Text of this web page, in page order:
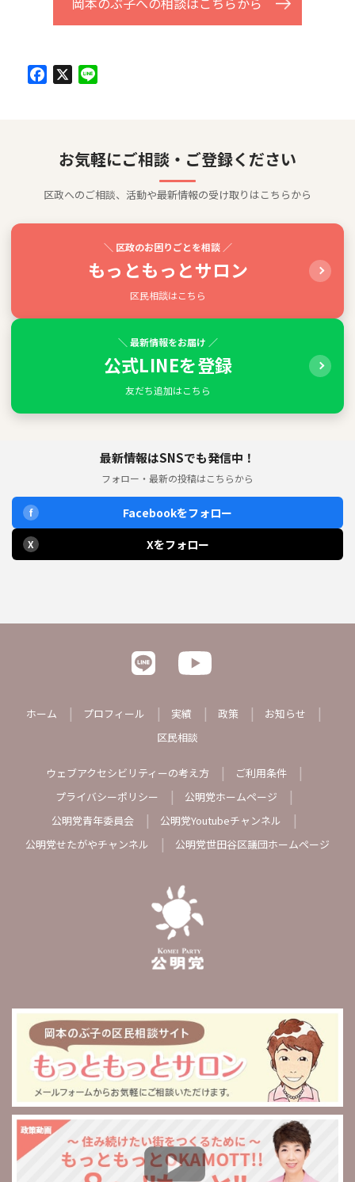
Facebook
お気軽にご相談・ご登録ください
区政へのご相談、活動や最新情報の受け取りはこちらから
＼ 区政のお困りごとを相談 ／
もっともっとサロン
区民相談はこちら
＼ 最新情報をお届け ／
公式LINEを登録
友だち追加はこちら
最新情報はSNSでも発信中！
フォロー・最新の投稿はこちらから
f Facebookをフォロー
X Xをフォロー
ホーム プロフィール 実績 政策
お知らせ
区民相談
ウェブアクセシビリティーの考え方
ご利用条件
プライバシーポリシー
公明党ホームページ
公明党青年委員会
公明党Youtubeチャンネル
公明党せたがやチャンネル
公明党世田谷区議団ホームページ